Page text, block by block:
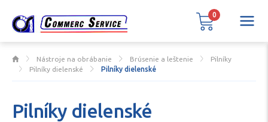
Nástroje na obrábanie Brúsenie a leštenie
Pilníky
Pilníky dielenské
Pilníky dielenské
Pilníky dielenské
0